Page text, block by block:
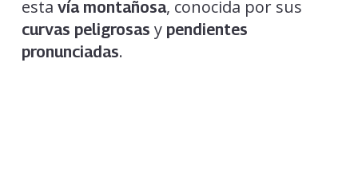
esta vía montañosa, conocida por sus
curvas peligrosas y pendientes
pronunciadas.